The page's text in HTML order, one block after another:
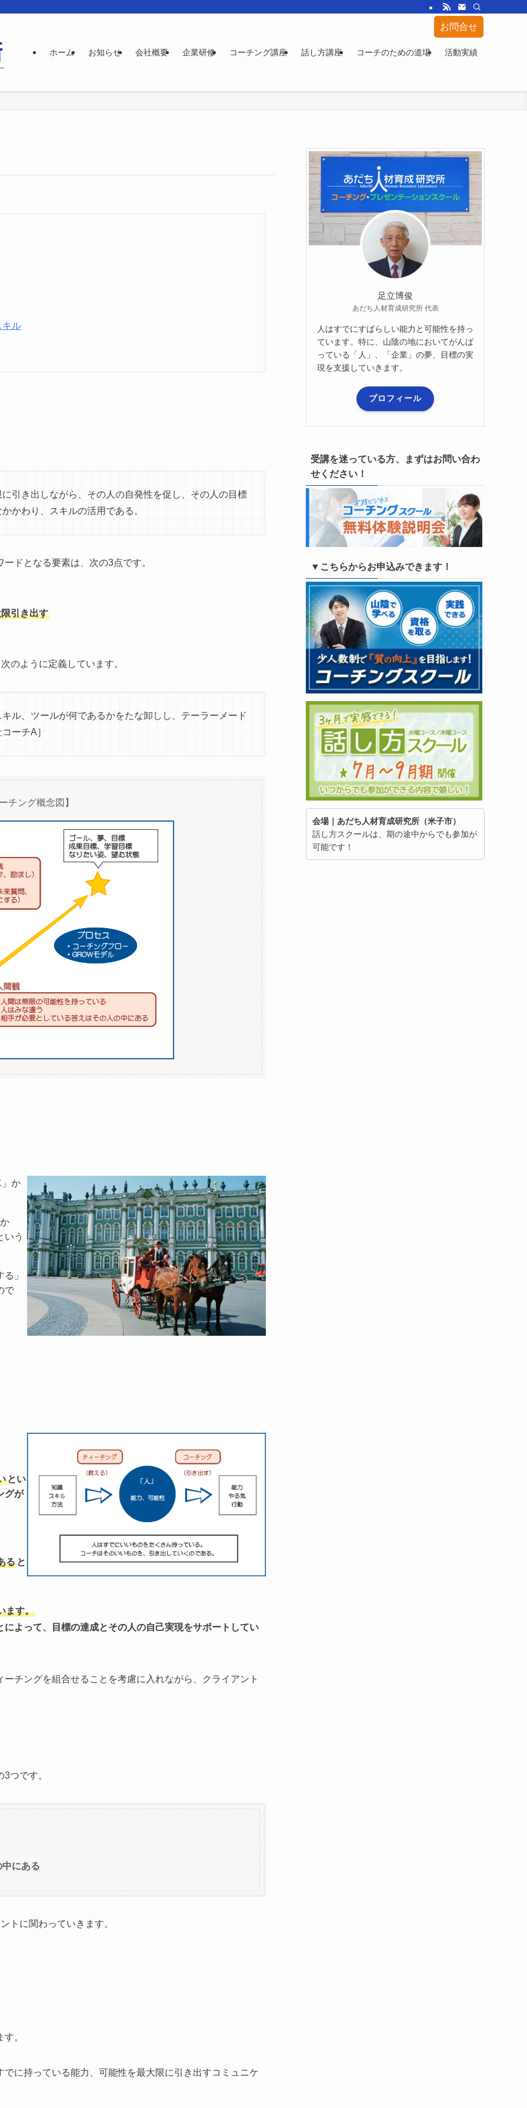
ホーム お知らせ 会社概要 企業研修 コーチング講座 話し方講座 コーチのための道場 活動実績
お問合せ
キル
引き出しながら、その人の自発性を促し、その人の目標
かわり、スキルの活用である。
ドとなる要素は、次の3点です。
引き出す
のように定義しています。
ル、ツールが何であるかをたな卸しし、テーラーメード
ーチA］
チング概念図】
か
いう
」
で
とい
グが
る と
ます。
よって、目標の達成とその人の自己実現をサポートしてい
チングを組合せることを考慮に入れながら、クライアント
つです。
にある
トに関わっていきます。
。
に持っている能力、可能性を最大限に引き出すコミュニケ
足立博俊
あだち人材育成研究所 代表
人はすでにすばらしい能力と可能性を持っ
ています。特に、山陰の地においてがんば
っている「人」、「企業」の夢、目標の実
現を支援していきます。
プロフィール
受講を迷っている方、まずはお問い合わ
せください！
▼こちらからお申込みできます！
会場｜あだち人材育成研究所（米子市）
話し方スクールは、期の途中からでも参加が
可能です！